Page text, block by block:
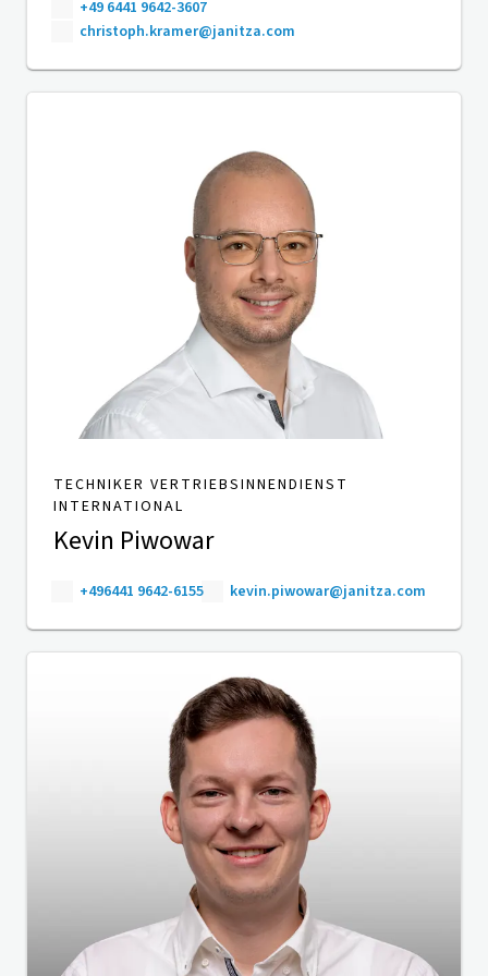
+49 6441 9642-3607
christoph.kramer@janitza.com
TECHNIKER VERTRIEBSINNENDIENST
INTERNATIONAL
Kevin Piwowar
+496441 9642-6155 kevin.piwowar@janitza.com